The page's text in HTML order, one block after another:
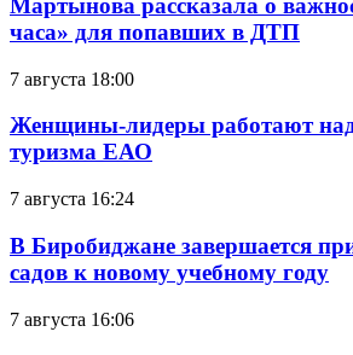
Мартынова рассказала о
часа» для попавших в ДТП
7 августа 18:00
Женщины-лидеры работают
туризма ЕАО
7 августа 16:24
В Биробиджане завершается
садов к новому учебному году
7 августа 16:06